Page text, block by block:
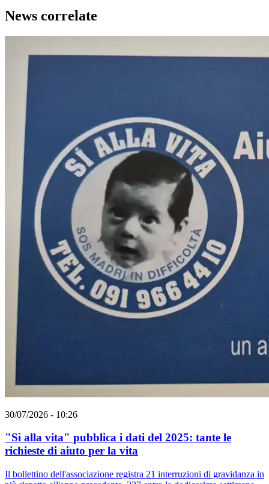
News correlate
30/07/2026 - 10:26
"Sì alla vita" pubblica i dati del 2025: tante le
richieste di aiuto per la vita
Il bollettino dell'associazione registra 21 interruzioni di gravidanza in